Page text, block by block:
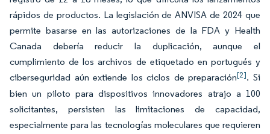
rápidos de productos. La legislación de ANVISA de 2024 que
permite basarse en las autorizaciones de la FDA y Health
Canada debería reducir la duplicación, aunque el
cumplimiento de los archivos de etiquetado en portugués y
ciberseguridad aún extiende los ciclos de preparación[2]. Si
bien un piloto para dispositivos innovadores atrajo a 100
solicitantes, persisten las limitaciones de capacidad,
especialmente para las tecnologías moleculares que requieren